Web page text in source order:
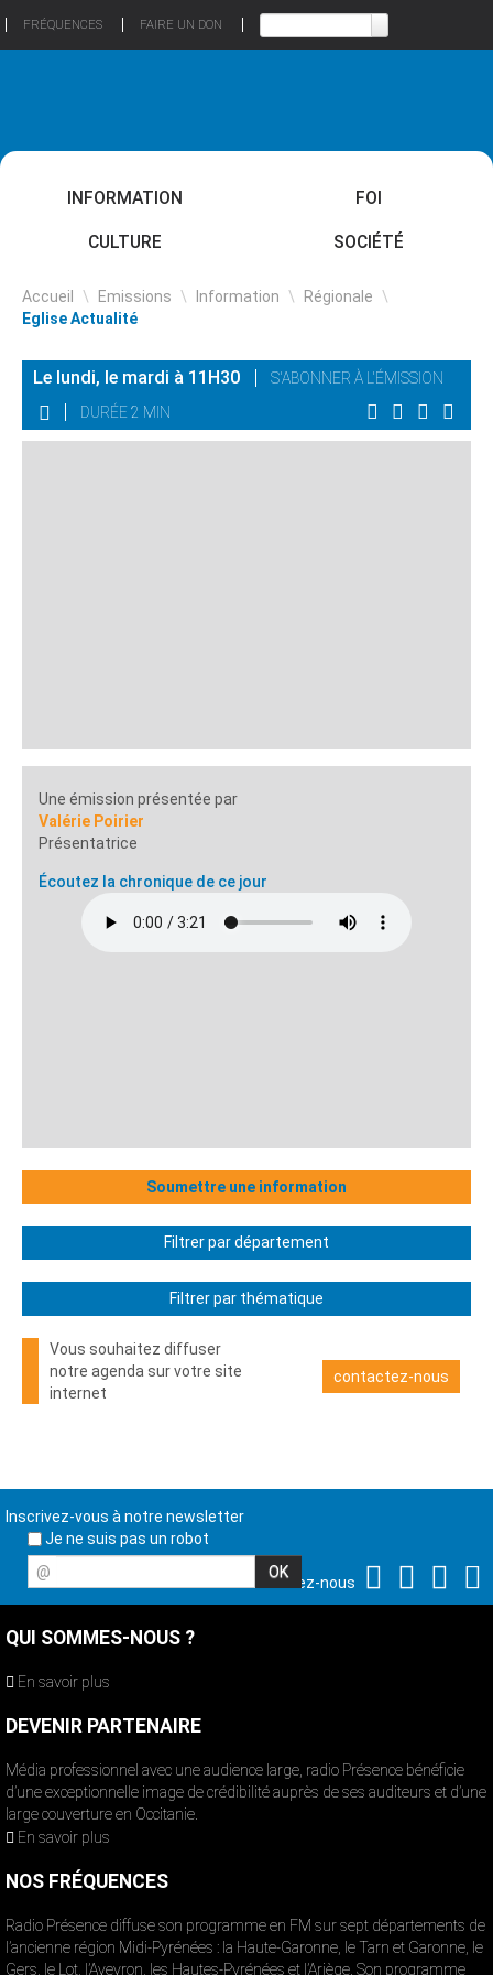
FRÉQUENCES FAIRE UN DON
INFORMATION FOI
CULTURE SOCIÉTÉ
Accueil \ Emissions \ Information \ Régionale \
Eglise Actualité
Le lundi, le mardi à 11H30
S'ABONNER À L'ÉMISSION
DURÉE 2 MIN
Une émission présentée par
Valérie Poirier
Présentatrice
Écoutez la chronique de ce jour
Soumettre une information
Filtrer par département
Filtrer par thématique
Vous souhaitez diffuser
notre agenda sur votre site
internet
contactez-nous
Inscrivez-vous à notre newsletter
Je ne suis pas un robot
@
Suivez-nous
QUI SOMMES-NOUS ?
En savoir plus
DEVENIR PARTENAIRE
Média professionnel avec une audience large, radio Présence bénéficie
d’une exceptionnelle image de crédibilité auprès de ses auditeurs et d’une
large couverture en Occitanie.
En savoir plus
NOS FRÉQUENCES
Radio Présence diffuse son programme en FM sur sept départements de
l’ancienne région Midi-Pyrénées : la Haute-Garonne, le Tarn et Garonne, le
Gers, le Lot, l’Aveyron, les Hautes-Pyrénées et l’Ariège. Son programme